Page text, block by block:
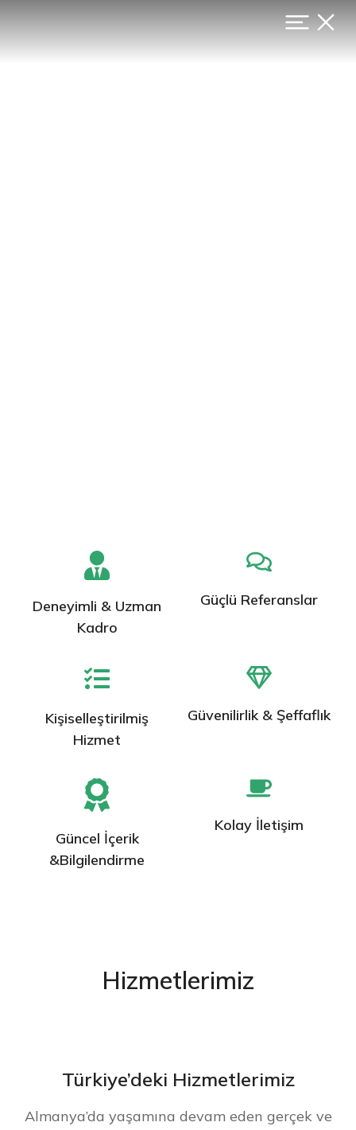
Deneyimli & Uzman
Kadro
Güçlü Referanslar
Kişiselleştirilmiş
Hizmet
Güvenilirlik & Şeffaflık
Güncel İçerik
&Bilgilendirme
Kolay İletişim
Hizmetlerimiz
Türkiye’deki Hizmetlerimiz
Almanya’da yaşamına devam eden gerçek ve